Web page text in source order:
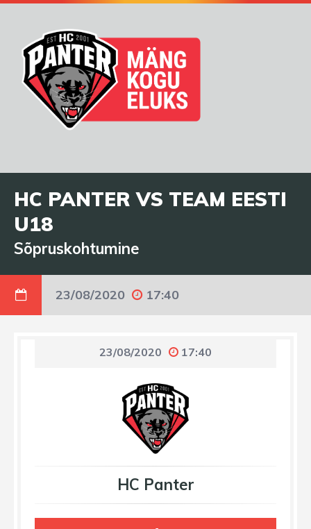
HC PANTER VS TEAM EESTI
U18
Sõpruskohtumine
23/08/2020 17:40
23/08/2020 17:40
HC Panter